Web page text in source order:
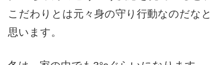
こだわりとは元々身の守り行動なのだなと
思います。